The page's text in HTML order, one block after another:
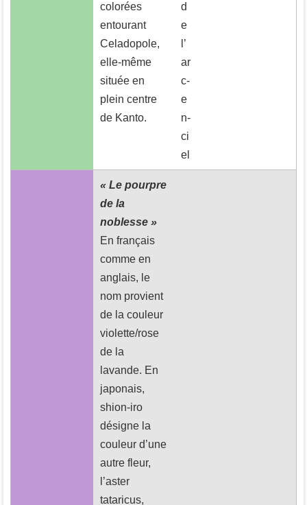
colorées
entourant
Celadopole,
elle-même
située en
plein centre
de Kanto.
d
e
l’
ar
c-
e
n-
ci
el
« Le pourpre
de la
noblesse »
En français
comme en
anglais, le
nom provient
de la couleur
violette/rose
de la
lavande. En
japonais,
shion-iro
désigne la
couleur d’une
autre fleur,
l’aster
tataricus,